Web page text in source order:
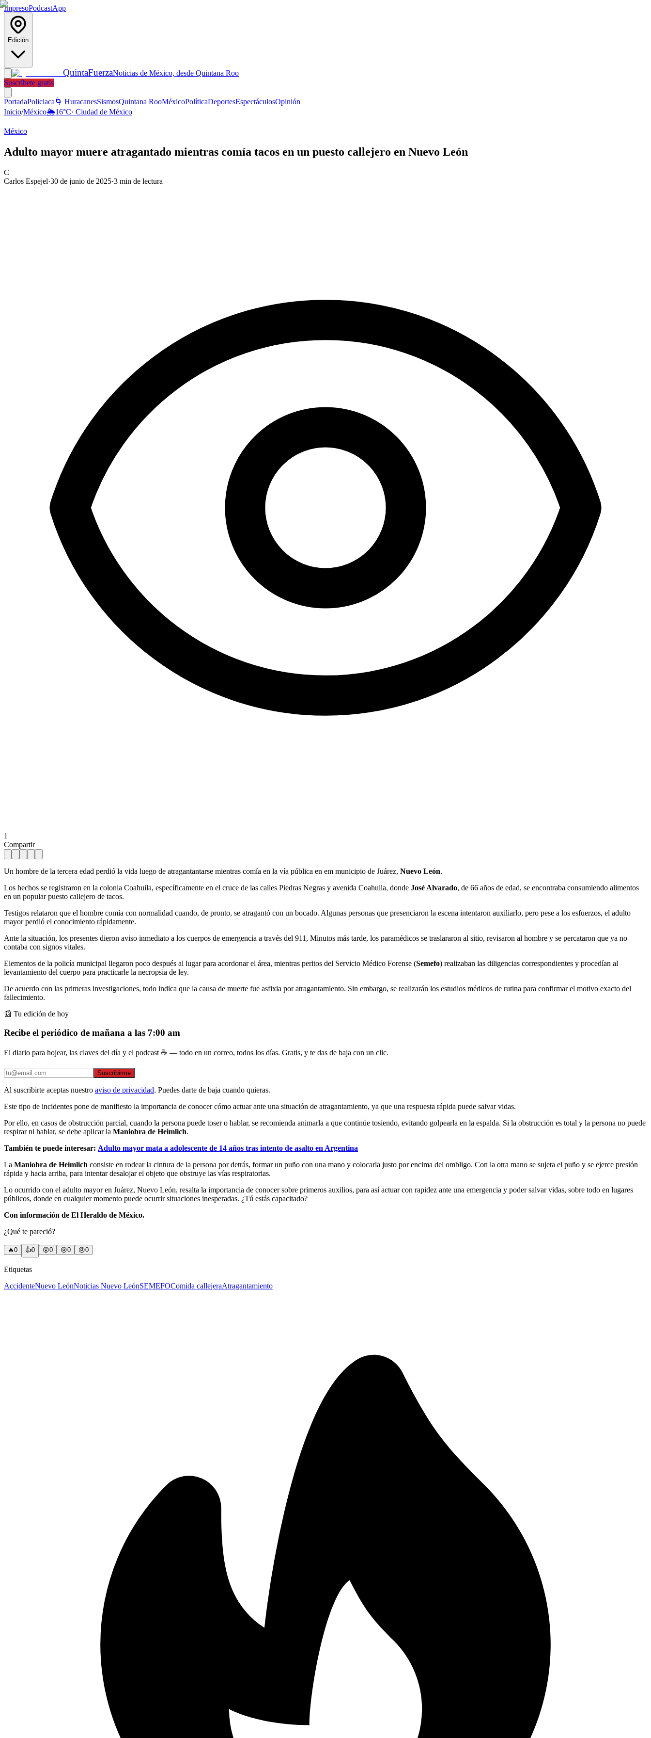
ImpresoPodcastApp
Edición
QuintaFuerzaNoticias de México, desde Quintana Roo
Suscríbete gratis
PortadaPoliciaca 🌀 HuracanesSismosQuintana RooMéxicoPolíticaDeportesEspectáculosOpinión
Inicio/México🌦️16°C· Ciudad de México
México
Adulto mayor muere atragantado mientras comía tacos en un puesto callejero en Nuevo León
C
Carlos Espejel·30 de junio de 2025·3 min de lectura
1
Compartir
Un hombre de la tercera edad perdió la vida luego de atragantantarse mientras comía en la vía pública en em municipio de Juárez, Nuevo León.
Los hechos se registraron en la colonia Coahuila, específicamente en el cruce de las calles Piedras Negras y avenida Coahuila, donde José Alvarado, de 66 años de edad, se encontraba consumiendo alimentos
en un popular puesto callejero de tacos.
Testigos relataron que el hombre comía con normalidad cuando, de pronto, se atragantó con un bocado. Algunas personas que presenciaron la escena intentaron auxiliarlo, pero pese a los esfuerzos, el adulto
mayor perdió el conocimiento rápidamente.
Ante la situación, los presentes dieron aviso inmediato a los cuerpos de emergencia a través del 911, Minutos más tarde, los paramédicos se traslararon al sitio, revisaron al hombre y se percataron que ya no
contaba con signos vitales.
Elementos de la policía municipal llegaron poco después al lugar para acordonar el área, mientras peritos del Servicio Médico Forense (Semefo) realizaban las diligencias correspondientes y procedían al
levantamiento del cuerpo para practicarle la necropsia de ley.
De acuerdo con las primeras investigaciones, todo indica que la causa de muerte fue asfixia por atragantamiento. Sin embargo, se realizarán los estudios médicos de rutina para confirmar el motivo exacto del
fallecimiento.
📰 Tu edición de hoy
Recibe el periódico de mañana a las 7:00 am
El diario para hojear, las claves del día y el podcast ☕ — todo en un correo, todos los días. Gratis, y te das de baja con un clic.
Suscribirme
Al suscribirte aceptas nuestro aviso de privacidad. Puedes darte de baja cuando quieras.
Este tipo de incidentes pone de manifiesto la importancia de conocer cómo actuar ante una situación de atragantamiento, ya que una respuesta rápida puede salvar vidas.
Por ello, en casos de obstrucción parcial, cuando la persona puede toser o hablar, se recomienda animarla a que continúe tosiendo, evitando golpearla en la espalda. Si la obstrucción es total y la persona no puede
respirar ni hablar, se debe aplicar la Maniobra de Heimlich.
También te puede interesar: Adulto mayor mata a adolescente de 14 años tras intento de asalto en Argentina
La Maniobra de Heimlich consiste en rodear la cintura de la persona por detrás, formar un puño con una mano y colocarla justo por encima del ombligo. Con la otra mano se sujeta el puño y se ejerce presión
rápida y hacia arriba, para intentar desalojar el objeto que obstruye las vías respiratorias.
Lo ocurrido con el adulto mayor en Juárez, Nuevo León, resalta la importancia de conocer sobre primeros auxilios, para así actuar con rapidez ante una emergencia y poder salvar vidas, sobre todo en lugares
públicos, donde en cualquier momento puede ocurrir situaciones inesperadas. ¿Tú estás capacitado?
Con información de El Heraldo de México.
¿Qué te pareció?
🔥0 👍0 😲0 😢0 😠0
Etiquetas
AccidenteNuevo LeónNoticias Nuevo LeónSEMEFOComida callejeraAtragantamiento